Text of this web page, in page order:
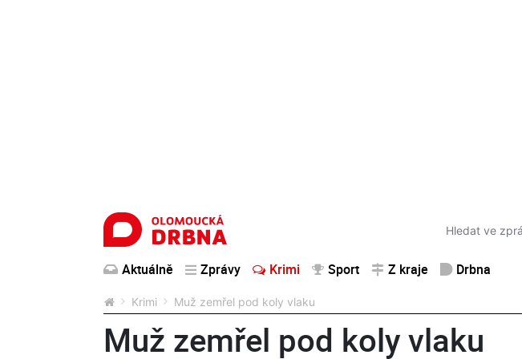
Aktuálně Zprávy Krimi Sport Z kraje Drbna
Krimi Muž zemřel pod koly vlaku
Muž zemřel pod koly vlaku